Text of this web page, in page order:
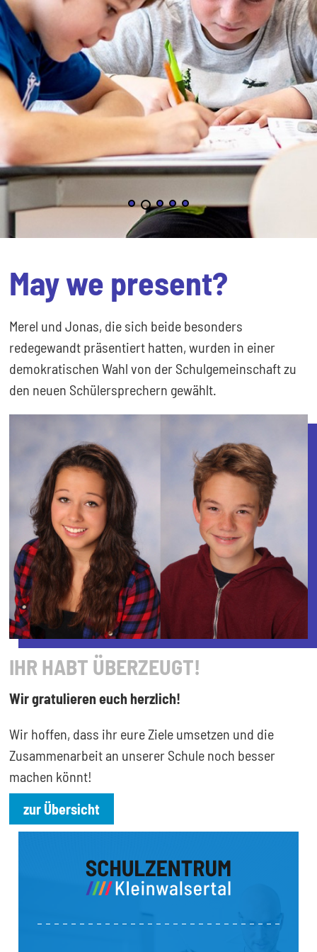
May we present?
Merel und Jonas, die sich beide besonders
redegewandt präsentiert hatten, wurden in einer
demokratischen Wahl von der Schulgemeinschaft zu
den neuen Schülersprechern gewählt.
IHR HABT ÜBERZEUGT!
Wir gratulieren euch herzlich!
Wir hoffen, dass ihr eure Ziele umsetzen und die
Zusammenarbeit an unserer Schule noch besser
machen könnt!
zur Übersicht